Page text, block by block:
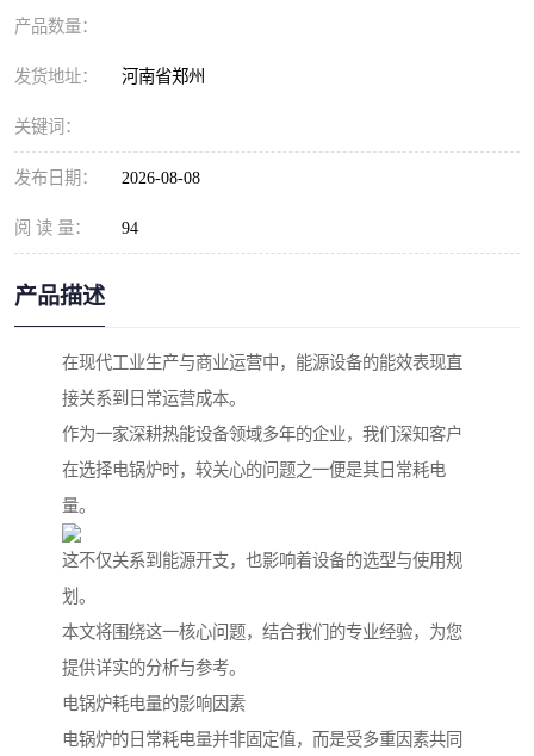
产品数量：
发货地址： 河南省郑州
关键词：
发布日期： 2026-08-08
阅 读 量： 94
产品描述
在现代工业生产与商业运营中，能源设备的能效表现直
接关系到日常运营成本。
作为一家深耕热能设备领域多年的企业，我们深知客户
在选择电锅炉时，较关心的问题之一便是其日常耗电
量。
这不仅关系到能源开支，也影响着设备的选型与使用规
划。
本文将围绕这一核心问题，结合我们的专业经验，为您
提供详实的分析与参考。
电锅炉耗电量的影响因素
电锅炉的日常耗电量并非固定值，而是受多重因素共同